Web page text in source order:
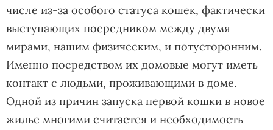
числе из-за особого статуса кошек, фактически
выступающих посредником между двумя
мирами, нашим физическим, и потусторонним.
Именно посредством их домовые могут иметь
контакт с людьми, проживающими в доме.
Одной из причин запуска первой кошки в новое
жилье многими считается и необходимость